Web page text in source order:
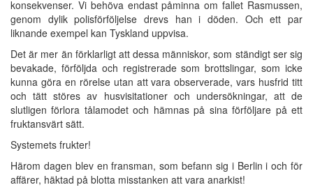
konsekvenser. Vi behöva endast påminna om fallet Rasmussen,
genom dylik polisförföljelse drevs han i döden. Och ett par
liknande exempel kan Tyskland uppvisa.
Det är mer än förklarligt att dessa människor, som ständigt ser sig
bevakade, förföljda och registrerade som brottslingar, som icke
kunna göra en rörelse utan att vara observerade, vars husfrid titt
och tätt störes av husvisitationer och undersökningar, att de
slutligen förlora tålamodet och hämnas på sina förföljare på ett
fruktansvärt sätt.
Systemets frukter!
Härom dagen blev en fransman, som befann sig i Berlin i och för
affärer, häktad på blotta misstanken att vara anarkist!